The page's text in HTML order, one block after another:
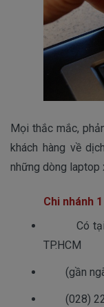
Mọi thắc mắc,
khách hàng về
những dòng laptop
Chi nhánh 1
Có tại:
TP.HCM
(gần ngã
(028)